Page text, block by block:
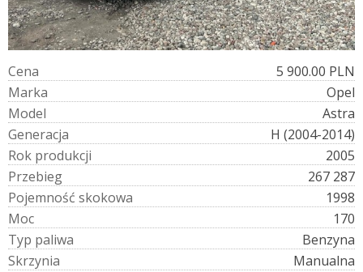
Cena
5 900.00 PLN
Marka
Opel
Model
Astra
Generacja
H (2004-2014)
Rok produkcji
2005
Przebieg
267 287
Pojemność skokowa
1998
Moc
170
Typ paliwa
Benzyna
Skrzynia
Manualna